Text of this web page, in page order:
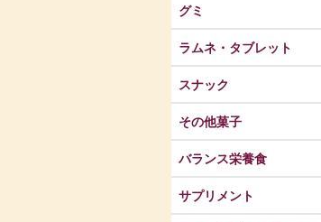
グミ
ラムネ・タブレット
スナック
その他菓子
バランス栄養食
サプリメント